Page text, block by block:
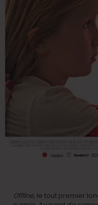
Offline, le tout premier